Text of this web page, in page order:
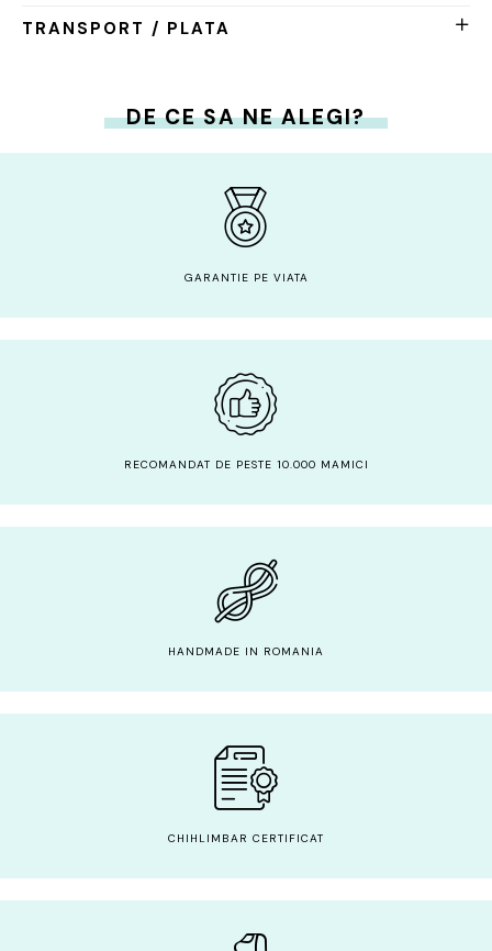
TRANSPORT / PLATA
DE CE SA NE ALEGI?
GARANTIE PE VIATA
RECOMANDAT DE PESTE 10.000 MAMICI
HANDMADE IN ROMANIA
CHIHLIMBAR CERTIFICAT